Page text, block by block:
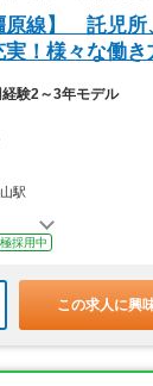
原線】 託児所
！様々な働き
経験2～3年モデル
駅
採用中
この求人に興